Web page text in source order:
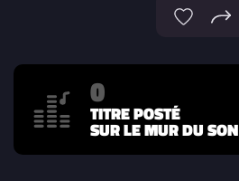
0
TITRE POSTÉ
SUR LE MUR DU SON